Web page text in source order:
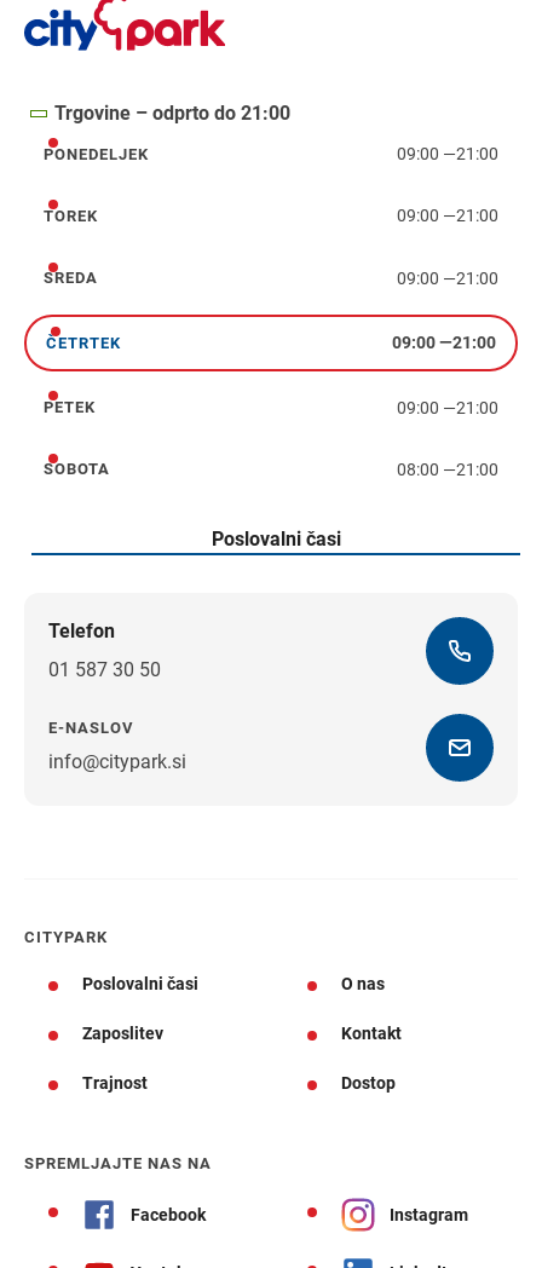
Trgovine – odprto do 21:00
ponedeljek
PONEDELJEK 09:00 —21:00
torek
TOREK 09:00 —21:00
sreda
SREDA 09:00 —21:00
četrtek
ČETRTEK 09:00—21:00
petek
PETEK 09:00 —21:00
sobota
SOBOTA 08:00 —21:00
Poslovalni časi
Telefon
01 587 30 50
E-NASLOV
info@citypark.si
CITYPARK
Poslovalni časi O nas
Zaposlitev Kontakt
Trajnost Dostop
SPREMLJAJTE NAS NA
Facebook Instagram